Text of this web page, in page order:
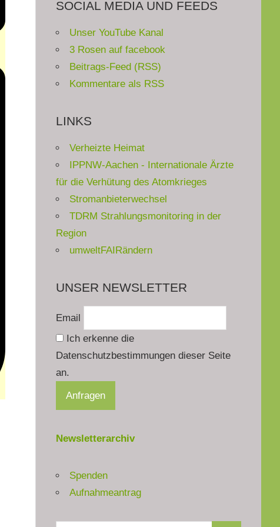
SOCIAL MEDIA UND FEEDS
Unser YouTube Kanal
3 Rosen auf facebook
Beitrags-Feed (RSS)
Kommentare als RSS
LINKS
Verheizte Heimat
IPPNW-Aachen - Internationale Ärzte
für die Verhütung des Atomkrieges
Stromanbieterwechsel
TDRM Strahlungsmonitoring in der
Region
umweltFAIRändern
UNSER NEWSLETTER
Email
Ich erkenne die
Datenschutzbestimmungen dieser Seite
an.
Newsletterarchiv
Spenden
Aufnahmeantrag